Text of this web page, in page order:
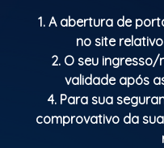
1. A abertura de
no site
2. O seu
validade após
4. Para sua
comprovativo da